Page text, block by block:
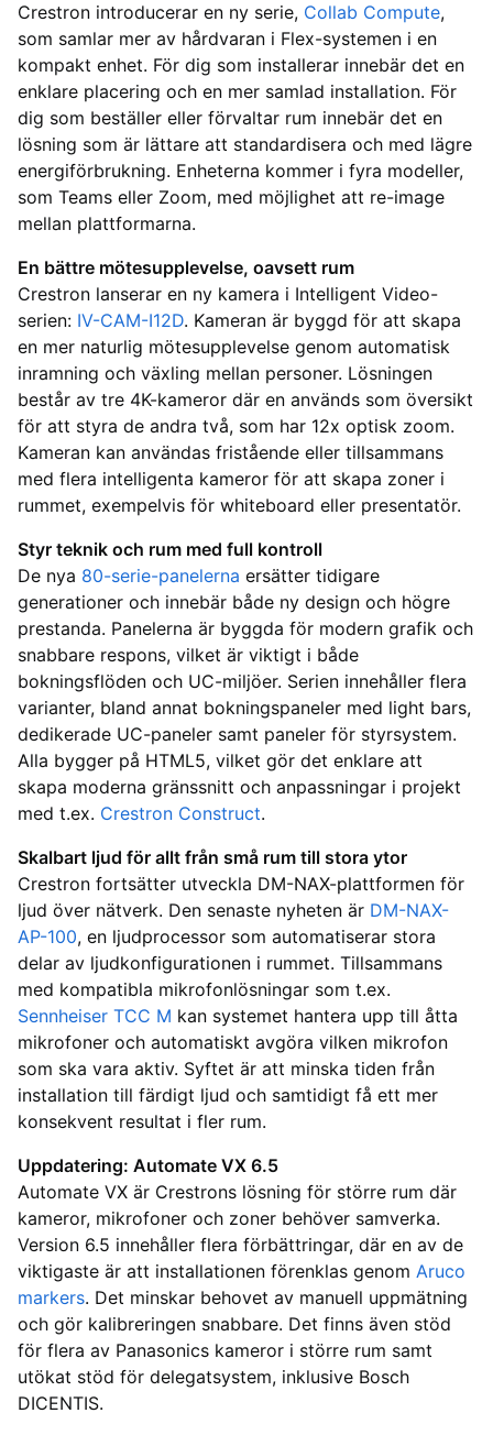
Crestron introducerar en ny serie, Collab Compute,
som samlar mer av hårdvaran i Flex-systemen i en
kompakt enhet. För dig som installerar innebär det en
enklare placering och en mer samlad installation. För
dig som beställer eller förvaltar rum innebär det en
lösning som är lättare att standardisera och med lägre
energiförbrukning. Enheterna kommer i fyra modeller,
som Teams eller Zoom, med möjlighet att re-image
mellan plattformarna.
En bättre mötesupplevelse, oavsett rum
Crestron lanserar en ny kamera i Intelligent Video-
serien: IV-CAM-I12D. Kameran är byggd för att skapa
en mer naturlig mötesupplevelse genom automatisk
inramning och växling mellan personer. Lösningen
består av tre 4K-kameror där en används som översikt
för att styra de andra två, som har 12x optisk zoom.
Kameran kan användas fristående eller tillsammans
med flera intelligenta kameror för att skapa zoner i
rummet, exempelvis för whiteboard eller presentatör.
Styr teknik och rum med full kontroll
De nya 80-serie-panelerna ersätter tidigare
generationer och innebär både ny design och högre
prestanda. Panelerna är byggda för modern grafik och
snabbare respons, vilket är viktigt i både
bokningsflöden och UC-miljöer. Serien innehåller flera
varianter, bland annat bokningspaneler med light bars,
dedikerade UC-paneler samt paneler för styrsystem.
Alla bygger på HTML5, vilket gör det enklare att
skapa moderna gränssnitt och anpassningar i projekt
med t.ex. Crestron Construct.
Skalbart ljud för allt från små rum till stora ytor
Crestron fortsätter utveckla DM-NAX-plattformen för
ljud över nätverk. Den senaste nyheten är DM-NAX-
AP-100, en ljudprocessor som automatiserar stora
delar av ljudkonfigurationen i rummet. Tillsammans
med kompatibla mikrofonlösningar som t.ex.
Sennheiser TCC M kan systemet hantera upp till åtta
mikrofoner och automatiskt avgöra vilken mikrofon
som ska vara aktiv. Syftet är att minska tiden från
installation till färdigt ljud och samtidigt få ett mer
konsekvent resultat i fler rum.
Uppdatering: Automate VX 6.5
Automate VX är Crestrons lösning för större rum där
kameror, mikrofoner och zoner behöver samverka.
Version 6.5 innehåller flera förbättringar, där en av de
viktigaste är att installationen förenklas genom Aruco
markers. Det minskar behovet av manuell uppmätning
och gör kalibreringen snabbare. Det finns även stöd
för flera av Panasonics kameror i större rum samt
utökat stöd för delegatsystem, inklusive Bosch
DICENTIS.